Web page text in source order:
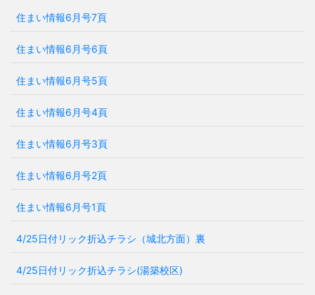
住まい情報6月号7頁
住まい情報6月号6頁
住まい情報6月号5頁
住まい情報6月号4頁
住まい情報6月号3頁
住まい情報6月号2頁
住まい情報6月号1頁
4/25日付リック折込チラシ（城北方面）裏
4/25日付リック折込チラシ(湯築校区)